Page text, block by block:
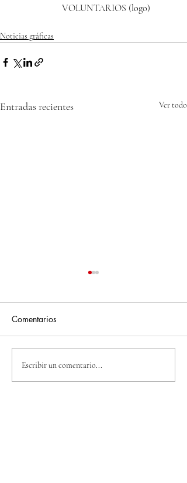
VOLUNTARIOS (logo)
Noticias gráficas
Entradas recientes Ver todo
NATALIA E
ISAACNUESTRO
Comentarios
Escribir un comentario...